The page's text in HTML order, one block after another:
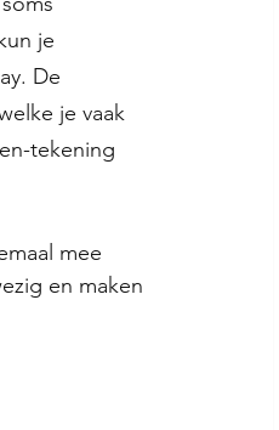
je
De
je vaak
tekening
mee
en maken